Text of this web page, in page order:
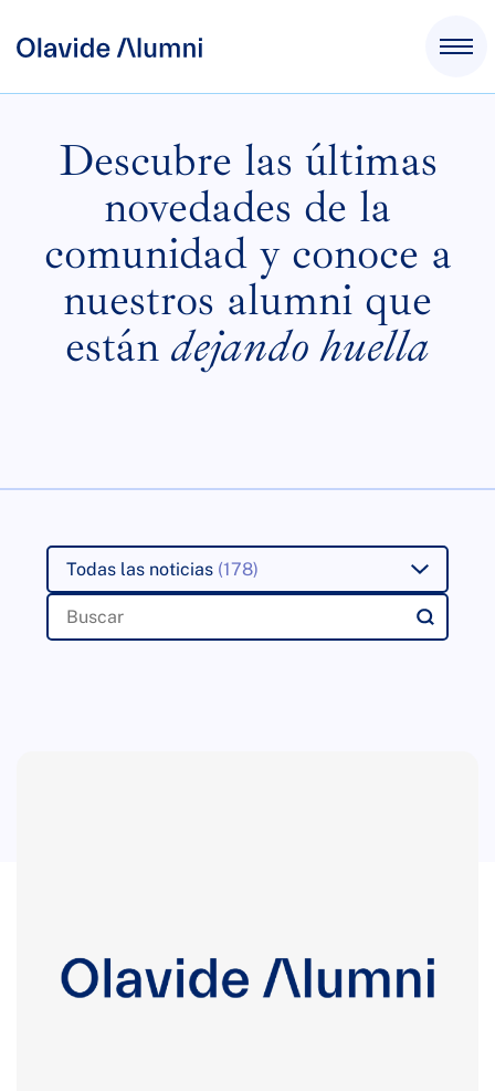
Descubre las últimas
novedades de la
comunidad y conoce a
nuestros alumni que
están dejando huella
Todas las noticias (178)